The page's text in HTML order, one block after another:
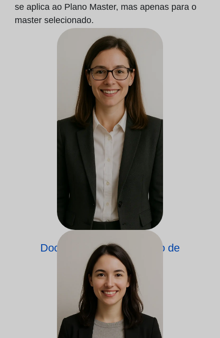
se aplica ao Plano Master, mas apenas para o
master selecionado.
Docente do Departamento de
Nutrição